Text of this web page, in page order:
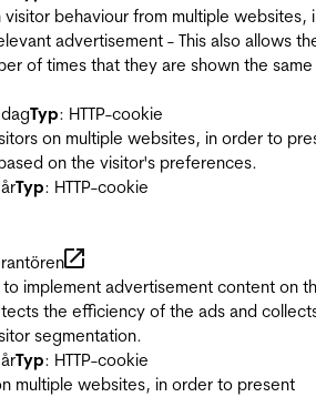
behaviour from multiple websites,
advertisement - This also allows
of times that they are shown the same
Typ: HTTP-cookie
on multiple websites, in order to
on the visitor's preferences.
Typ: HTTP-cookie
to implement advertisement content on
the efficiency of the ads and
segmentation.
Typ: HTTP-cookie
multiple websites, in order to present